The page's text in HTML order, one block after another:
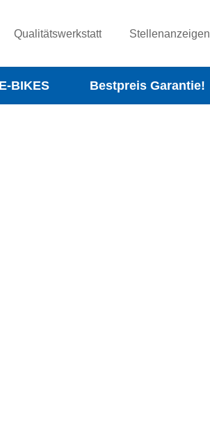
Qualitätswerkstatt Stellenanzeigen
E-BIKES Bestpreis Garantie!